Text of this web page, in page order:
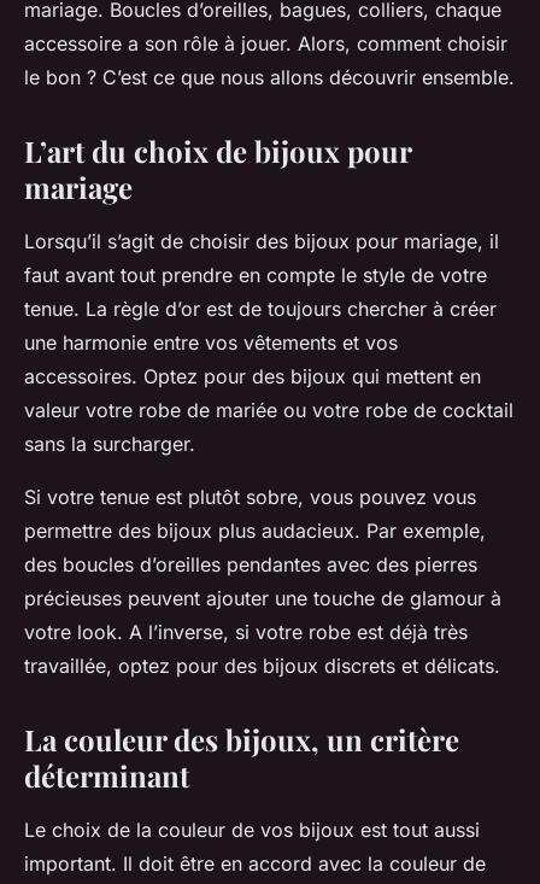
mariage. Boucles d’oreilles, bagues, colliers, chaque
accessoire a son rôle à jouer. Alors, comment choisir
le bon ? C’est ce que nous allons découvrir ensemble.
L’art du choix de bijoux pour
mariage
Lorsqu’il s’agit de choisir des bijoux pour mariage, il
faut avant tout prendre en compte le style de votre
tenue. La règle d’or est de toujours chercher à créer
une harmonie entre vos vêtements et vos
accessoires. Optez pour des bijoux qui mettent en
valeur votre robe de mariée ou votre robe de cocktail
sans la surcharger.
Si votre tenue est plutôt sobre, vous pouvez vous
permettre des bijoux plus audacieux. Par exemple,
des boucles d’oreilles pendantes avec des pierres
précieuses peuvent ajouter une touche de glamour à
votre look. A l’inverse, si votre robe est déjà très
travaillée, optez pour des bijoux discrets et délicats.
La couleur des bijoux, un critère
déterminant
Le choix de la couleur de vos bijoux est tout aussi
important. Il doit être en accord avec la couleur de